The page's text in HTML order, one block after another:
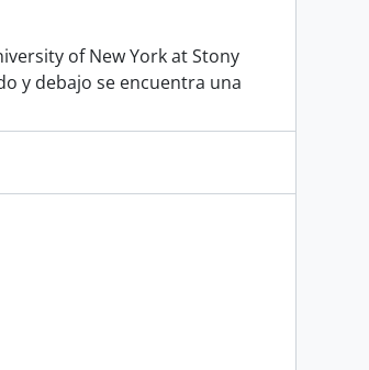
of New York at Stony
y debajo se encuentra una